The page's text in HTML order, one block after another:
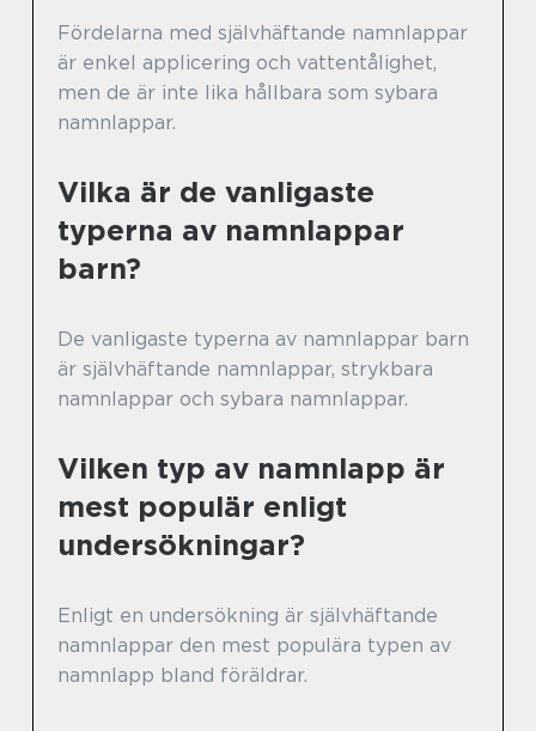
Fördelarna med självhäftande namnlappar
är enkel applicering och vattentålighet,
men de är inte lika hållbara som sybara
namnlappar.
Vilka är de vanligaste
typerna av namnlappar
barn?
De vanligaste typerna av namnlappar barn
är självhäftande namnlappar, strykbara
namnlappar och sybara namnlappar.
Vilken typ av namnlapp är
mest populär enligt
undersökningar?
Enligt en undersökning är självhäftande
namnlappar den mest populära typen av
namnlapp bland föräldrar.